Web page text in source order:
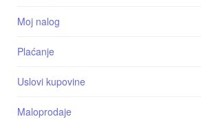
Moj nalog
Plaćanje
Uslovi kupovine
Maloprodaje